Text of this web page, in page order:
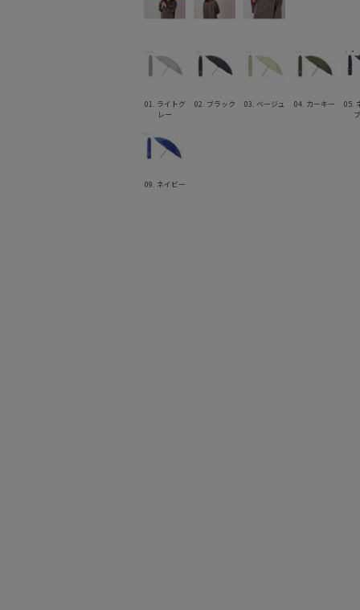
01. ライトグ
レー
02. ブラック 03. ベージュ 04. カーキー
05.
09. ネイビー